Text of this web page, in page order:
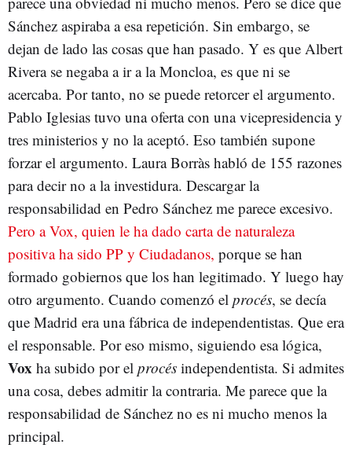
Sánchez aspiraba a esa repetición. Sin embargo, se
dejan de lado las cosas que han pasado. Y es que Albert
Rivera se negaba a ir a la Moncloa, es que ni se
acercaba. Por tanto, no se puede retorcer el argumento.
Pablo Iglesias tuvo una oferta con una vicepresidencia y
tres ministerios y no la aceptó. Eso también supone
forzar el argumento. Laura Borràs habló de 155 razones
para decir no a la investidura. Descargar la
responsabilidad en Pedro Sánchez me parece excesivo.
Pero a Vox, quien le ha dado carta de naturaleza
positiva ha sido PP y Ciudadanos, porque se han
formado gobiernos que los han legitimado. Y luego hay
otro argumento. Cuando comenzó el procés, se decía
que Madrid era una fábrica de independentistas. Que era
el responsable. Por eso mismo, siguiendo esa lógica,
Vox ha subido por el procés independentista. Si admites
una cosa, debes admitir la contraria. Me parece que la
responsabilidad de Sánchez no es ni mucho menos la
principal.